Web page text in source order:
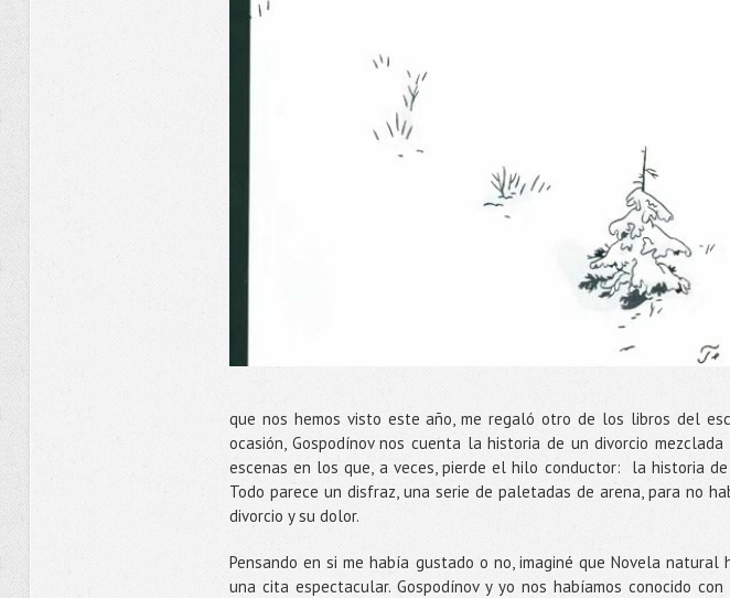
que nos hemos visto este año, me regaló otro de los libros del
ocasión, Gospodínov nos cuenta la historia de un divorcio
escenas en los que, a veces, pierde el hilo conductor: la historia
Todo parece un disfraz, una serie de paletadas de arena, para no
divorcio y su dolor.
Pensando en si me había gustado o no, imaginé que Novela
una cita espectacular. Gospodínov y yo nos habíamos conocido